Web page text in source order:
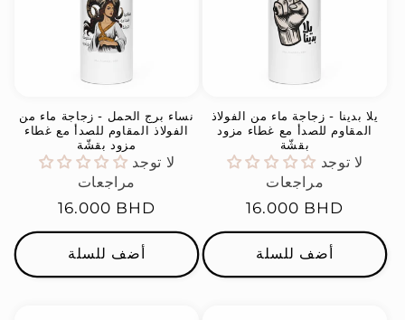
نساء برج الحمل - زجاجة ماء من
الفولاذ المقاوم للصدأ مع غطاء
مزود بقشّة
لا توجد
مراجعات
السعر
العادي
16.000 BHD
أضف للسلة
يلا بدينا - زجاجة ماء من الفولاذ
المقاوم للصدأ مع غطاء مزود
بقشّة
لا توجد
مراجعات
السعر
العادي
16.000 BHD
أضف للسلة